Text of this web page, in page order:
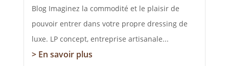
Blog Imaginez la commodité et le plaisir de
pouvoir entrer dans votre propre dressing de
luxe. LP concept, entreprise artisanale...
> En savoir plus